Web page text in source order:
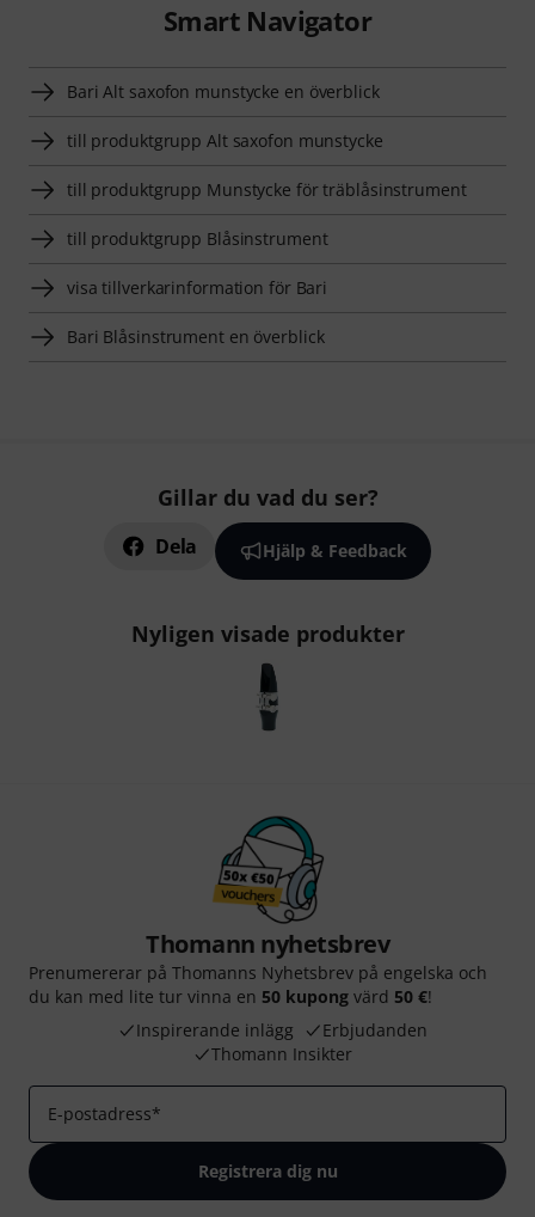
Smart Navigator
Bari Alt saxofon munstycke en överblick
till produktgrupp Alt saxofon munstycke
till produktgrupp Munstycke för träblåsinstrument
till produktgrupp Blåsinstrument
visa tillverkarinformation för Bari
Bari Blåsinstrument en överblick
Gillar du vad du ser?
Dela Hjälp & Feedback
Nyligen visade produkter
Thomann nyhetsbrev
Prenumererar på Thomanns Nyhetsbrev på engelska och
du kan med lite tur vinna en 50 kupong värd 50 €!
Inspirerande inlägg
Erbjudanden
Thomann Insikter
E-postadress*
Registrera dig nu